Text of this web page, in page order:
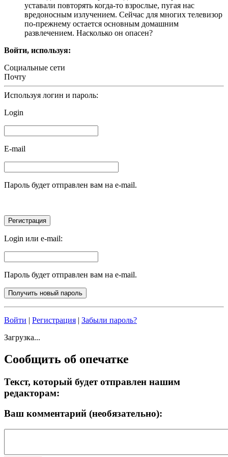
уставали повторять когда-то взрослые, пугая нас
вредоносным излучением. Сейчас для многих телевизор
по-прежнему остается основным домашним
развлечением. Насколько он опасен?
Войти, используя:
Социальные сети
Почту
Используя логин и пароль:
Login
E-mail
Пароль будет отправлен вам на e-mail.
Login или e-mail:
Пароль будет отправлен вам на e-mail.
Войти | Регистрация | Забыли пароль?
Загрузка...
Сообщить об опечатке
Текст, который будет отправлен нашим
редакторам:
Ваш комментарий (необязательно):